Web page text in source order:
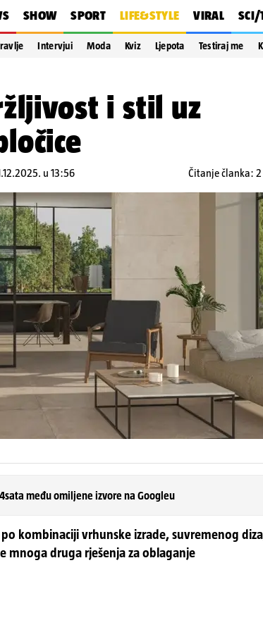
SHOW SPORT LIFE&STYLE VIRAL SCI/
Intervjui Moda Kviz Ljepota Testiraj me
i stil uz
u 13:56 Čitanje članka:
među omiljene izvore na Googleu
kombinaciji vrhunske izrade, suvremenog
mnoga druga rješenja za oblaganje